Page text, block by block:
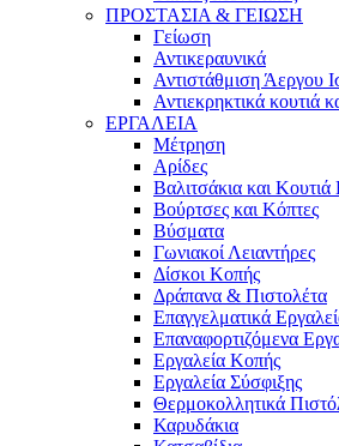
ΠΡΟΣΤΑΣΙΑ & ΓΕΙΩΣΗ
Γείωση
Αντικεραυνικά
Αντιστάθμιση Άεργου
Αντιεκρηκτικά κουτιά
ΕΡΓΑΛΕΙΑ
Μέτρηση
Αρίδες
Βαλιτσάκια και Κουτιά
Βούρτσες και Κόπτες
Βύσματα
Γωνιακοί Λειαντήρες
Δίσκοι Κοπής
Δράπανα & Πιστολέτα
Επαγγελματικά
Επαναφορτιζόμενα
Εργαλεία Κοπής
Εργαλεία Σύσφιξης
Θερμοκολλητικά
Καρυδάκια